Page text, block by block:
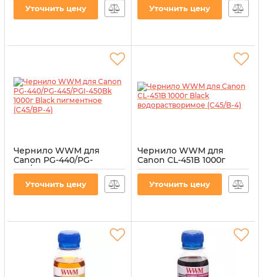
(C45/M-4)
Уточнить цену
(C45/C-4)
Уточнить цену
Чернило WWM для
Canon PG-440/PG-
445/PGI-450Bk 1000г
(C45/BP-4)
Уточнить цену
Чернило WWM для
Canon CL-451B 1000г
Black водорастворимое
C45/B-4
Уточнить цену